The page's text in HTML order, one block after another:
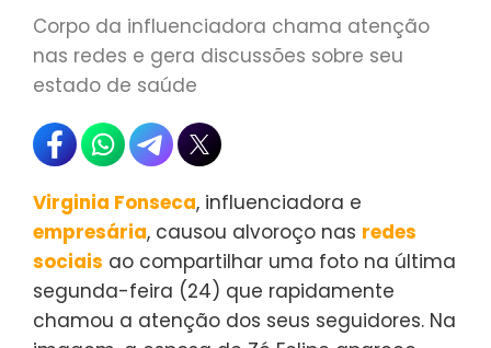
Corpo da influenciadora chama atenção
nas redes e gera discussões sobre seu
estado de saúde
Virginia Fonseca, influenciadora e
empresária, causou alvoroço nas redes
sociais ao compartilhar uma foto na última
segunda-feira (24) que rapidamente
chamou a atenção dos seus seguidores. Na